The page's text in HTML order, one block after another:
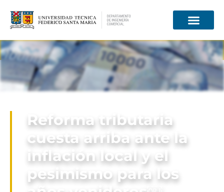
Información para
Reforma tributaria
cuesta arriba ante la
inflación local y el
pesimismo para los